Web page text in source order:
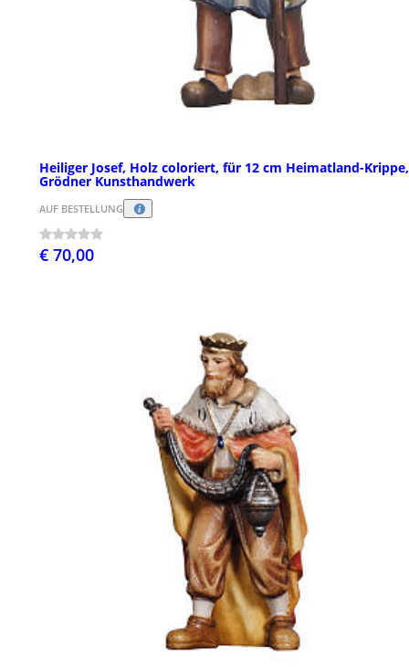
Heiliger Josef, Holz coloriert, für 12 cm Heimatland-Krippe,
Grödner Kunsthandwerk
AUF BESTELLUNG
€ 70,00